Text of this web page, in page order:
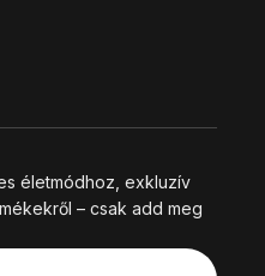
életmódhoz, exkluzív
– csak add meg